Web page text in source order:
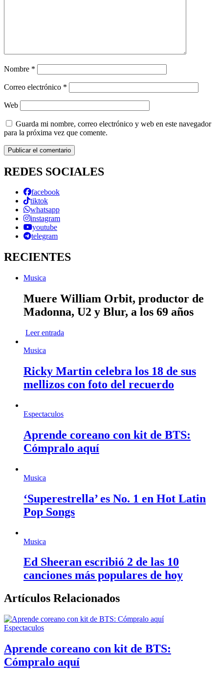
Nombre *
Correo electrónico *
Web
Guarda mi nombre, correo electrónico y web en este navegador
para la próxima vez que comente.
REDES SOCIALES
facebook
tiktok
whatsapp
instagram
youtube
telegram
RECIENTES
Musica
Muere William Orbit, productor de
Madonna, U2 y Blur, a los 69 años
Leer entrada
Musica
Ricky Martin celebra los 18 de sus
mellizos con foto del recuerdo
Espectaculos
Aprende coreano con kit de BTS:
Cómpralo aquí
Musica
‘Superestrella’ es No. 1 en Hot Latin
Pop Songs
Musica
Ed Sheeran escribió 2 de las 10
canciones más populares de hoy
Artículos Relacionados
Espectaculos
Aprende coreano con kit de BTS:
Cómpralo aquí